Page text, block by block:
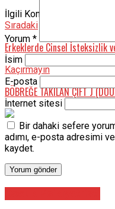
İlgili Konular:
Sıradaki
Erkeklerde Cinsel İsteksizlik
Kaçırmayın
BÖBREĞE TAKILAN ÇİFT J
Yorum *
İsim
E-posta
İnternet sitesi
Bir dahaki sefere
adımı, e-posta adresimi
kaydet.